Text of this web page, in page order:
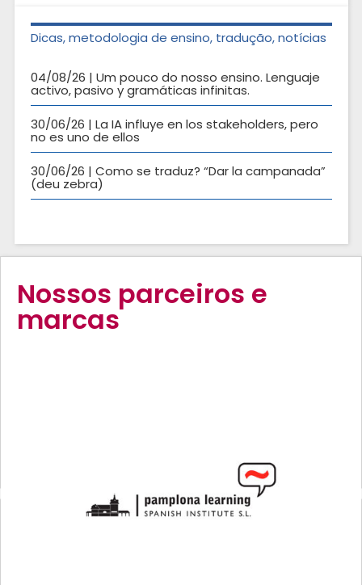
Dicas, metodologia de ensino, tradução, notícias
04/08/26 | Um pouco do nosso ensino. Lenguaje
activo, pasivo y gramáticas infinitas.
30/06/26 | La IA influye en los stakeholders, pero
no es uno de ellos
30/06/26 | Como se traduz? “Dar la campanada”
(deu zebra)
Nossos parceiros e
marcas